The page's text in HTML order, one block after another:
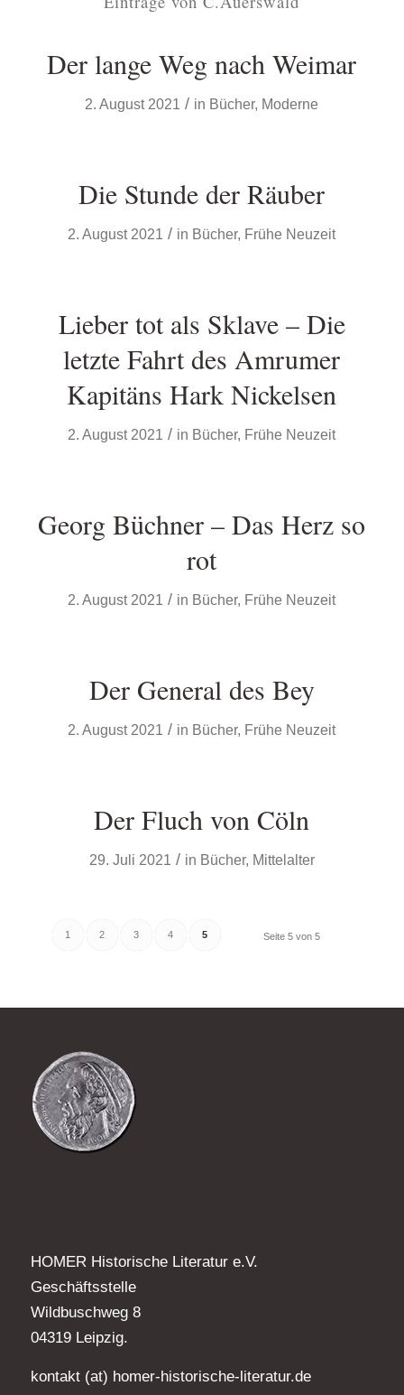
Der lange Weg nach Weimar
2. August 2021 / in Bücher, Moderne
Die Stunde der Räuber
2. August 2021 / in Bücher, Frühe Neuzeit
Lieber tot als Sklave – Die
letzte Fahrt des Amrumer
Kapitäns Hark Nickelsen
2. August 2021 / in Bücher, Frühe Neuzeit
Georg Büchner – Das Herz so
rot
2. August 2021 / in Bücher, Frühe Neuzeit
Der General des Bey
2. August 2021 / in Bücher, Frühe Neuzeit
Der Fluch von Cöln
29. Juli 2021 / in Bücher, Mittelalter
Seite 5 von 5
1 2 3 4 5
HOMER Historische Literatur e.V.
Geschäftsstelle
Wildbuschweg 8
04319 Leipzig.
kontakt (at) homer-historische-literatur.de